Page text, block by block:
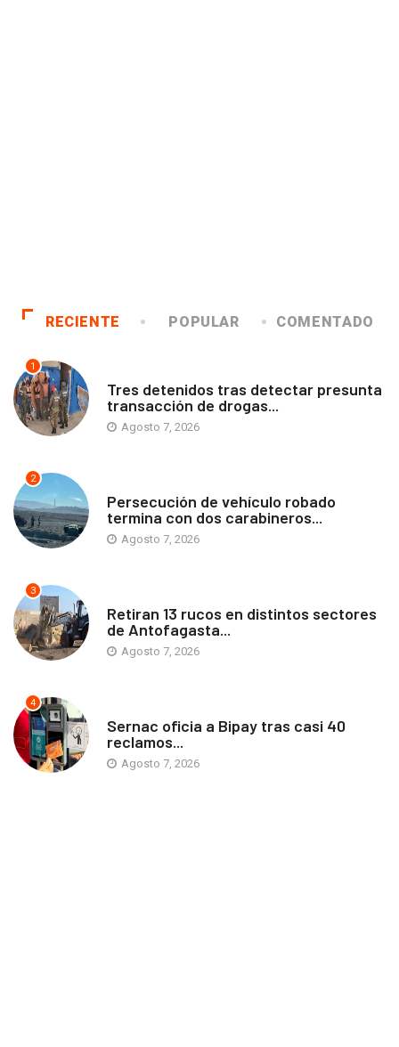
RECIENTE POPULAR COMENTADO
1
Tres detenidos tras detectar presunta
transacción de drogas...
Agosto 7, 2026
2
Persecución de vehículo robado
termina con dos carabineros...
Agosto 7, 2026
3
Retiran 13 rucos en distintos sectores
de Antofagasta...
Agosto 7, 2026
4
Sernac oficia a Bipay tras casi 40
reclamos...
Agosto 7, 2026